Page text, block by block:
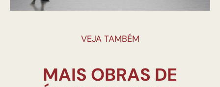
VEJA TAMBÉM
MAIS OBRAS DE